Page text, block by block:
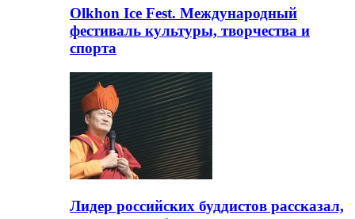
Olkhon Ice Fest. Международный
фестиваль культуры, творчества и
спорта
Лидер российских буддистов рассказал,